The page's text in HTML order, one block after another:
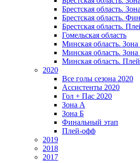
Брестская область.
Брестская область.
Брестская область.
Гомельская область
Минская область.
Минская область.
Минская область.
2020
Все голы сезона 2020
Ассистенты 2020
Гол + Пас 2020
Зона А
Зона Б
Финальный этап
Плей-офф
2019
2018
2017